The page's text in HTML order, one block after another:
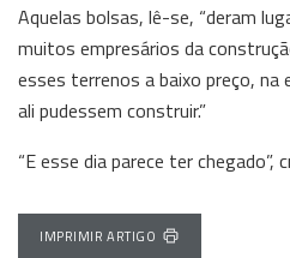
Aquelas bolsas, lê-se, “deram
muitos empresários da
esses terrenos a baixo preço, na
ali pudessem construir.”
“E esse dia parece ter chegado”,
IMPRIMIR ARTIGO